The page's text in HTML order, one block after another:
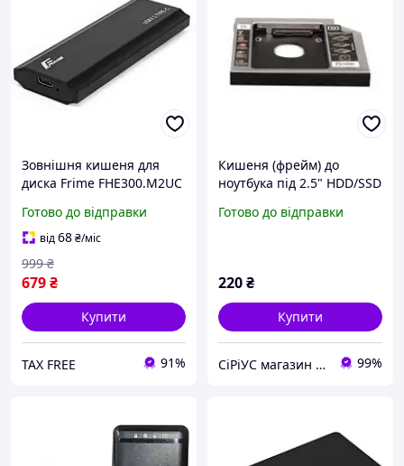
Зовнішня кишеня для
диска Frime FHE300.M2UC
3.2 Type-C
Готово до відправки
від68₴/міс
679₴
999 ₴
Купити
TAX FREE 91%
Кишеня (фрейм) до
ноутбука під 2.5" HDD/SSD
(FHDC950M) Frime
Готово до відправки
220₴
Купити
СiРiУС магазин комп'ютерной техніки 99%